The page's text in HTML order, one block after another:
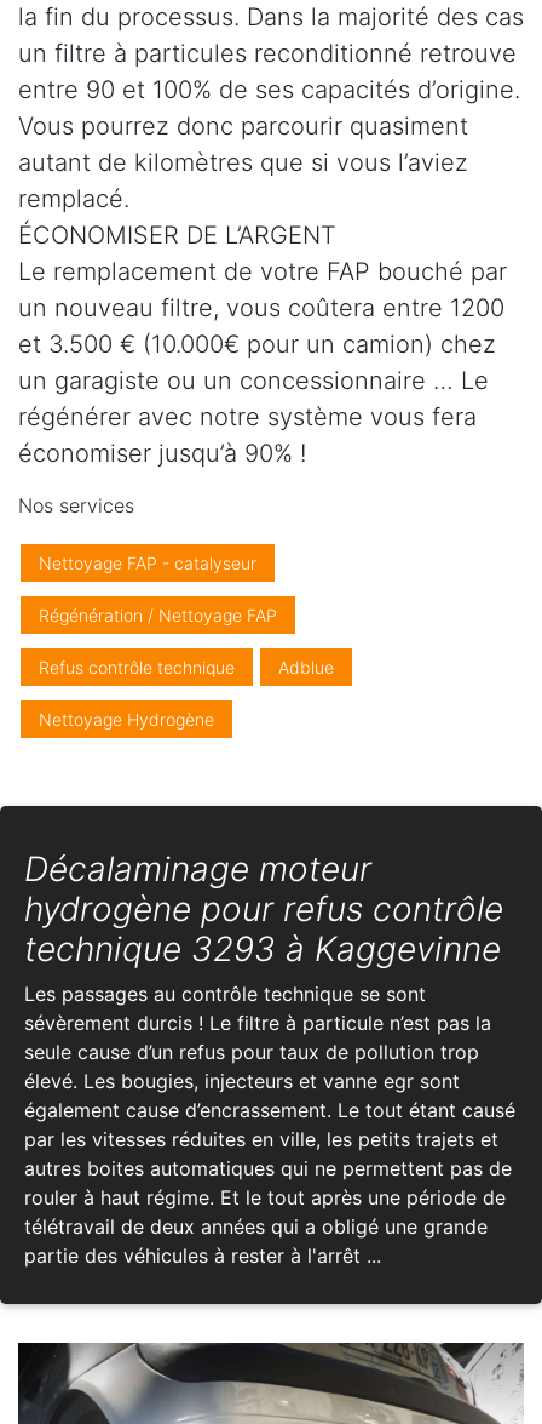
la fin du processus. Dans la majorité des cas
un filtre à particules reconditionné retrouve
entre 90 et 100% de ses capacités d’origine.
Vous pourrez donc parcourir quasiment
autant de kilomètres que si vous l’aviez
remplacé.
ÉCONOMISER DE L’ARGENT
Le remplacement de votre FAP bouché par
un nouveau filtre, vous coûtera entre 1200
et 3.500 € (10.000€ pour un camion) chez
un garagiste ou un concessionnaire … Le
régénérer avec notre système vous fera
économiser jusqu’à 90% !
Nos services
Nettoyage FAP - catalyseur
Régénération / Nettoyage FAP
Refus contrôle technique Adblue
Nettoyage Hydrogène
Décalaminage moteur
hydrogène pour refus contrôle
technique 3293 à Kaggevinne
Les passages au contrôle technique se sont
sévèrement durcis ! Le filtre à particule n’est pas la
seule cause d’un refus pour taux de pollution trop
élevé. Les bougies, injecteurs et vanne egr sont
également cause d’encrassement. Le tout étant causé
par les vitesses réduites en ville, les petits trajets et
autres boites automatiques qui ne permettent pas de
rouler à haut régime. Et le tout après une période de
télétravail de deux années qui a obligé une grande
partie des véhicules à rester à l'arrêt ...